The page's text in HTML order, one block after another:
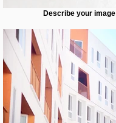
Describe your image